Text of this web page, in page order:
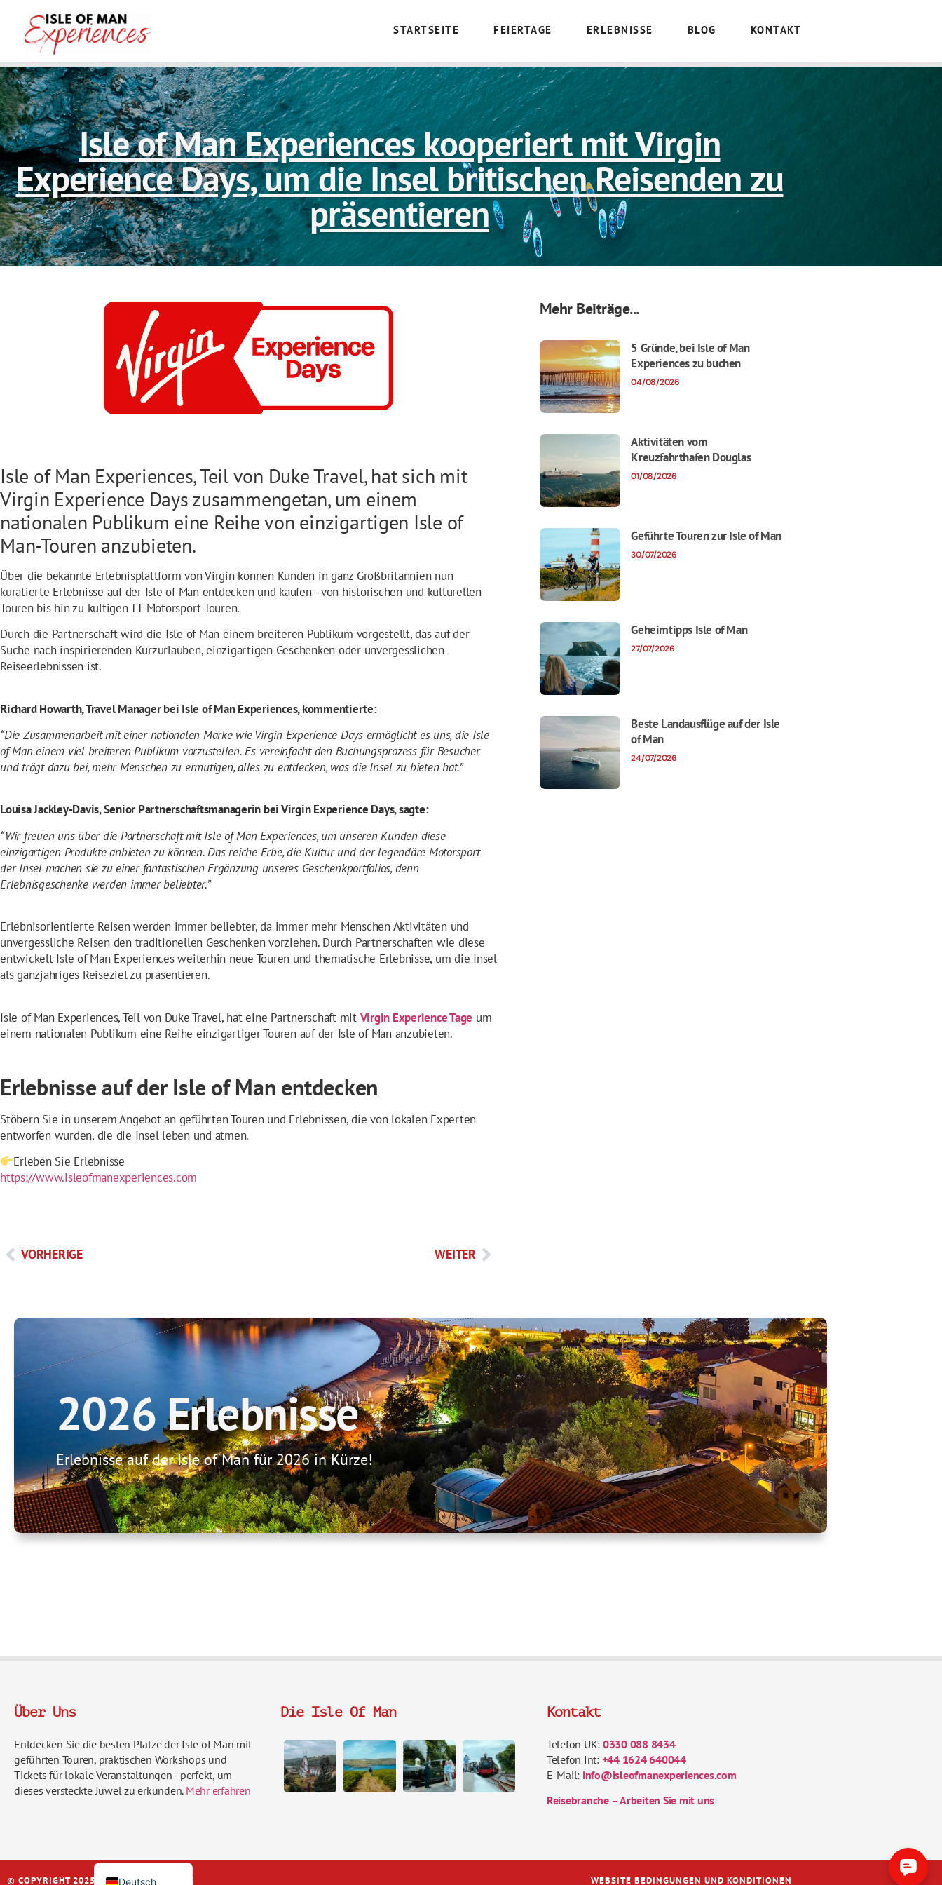
STARTSEITE FEIERTAGE ERLEBNISSE BLOG KONTAKT
Isle of Man Experiences kooperiert mit Virgin
Experience Days, um die Insel britischen Reisenden zu
präsentieren
Isle of Man Experiences, Teil von Duke Travel, hat sich mit
Virgin Experience Days zusammengetan, um einem
nationalen Publikum eine Reihe von einzigartigen Isle of
Man-Touren anzubieten.
Über die bekannte Erlebnisplattform von Virgin können Kunden in ganz Großbritannien nun
kuratierte Erlebnisse auf der Isle of Man entdecken und kaufen - von historischen und kulturellen
Touren bis hin zu kultigen TT-Motorsport-Touren.
Durch die Partnerschaft wird die Isle of Man einem breiteren Publikum vorgestellt, das auf der
Suche nach inspirierenden Kurzurlauben, einzigartigen Geschenken oder unvergesslichen
Reiseerlebnissen ist.
Richard Howarth, Travel Manager bei Isle of Man Experiences, kommentierte:
“Die Zusammenarbeit mit einer nationalen Marke wie Virgin Experience Days ermöglicht es uns, die Isle
of Man einem viel breiteren Publikum vorzustellen. Es vereinfacht den Buchungsprozess für Besucher
und trägt dazu bei, mehr Menschen zu ermutigen, alles zu entdecken, was die Insel zu bieten hat.”
Louisa Jackley-Davis, Senior Partnerschaftsmanagerin bei Virgin Experience Days, sagte:
“Wir freuen uns über die Partnerschaft mit Isle of Man Experiences, um unseren Kunden diese
einzigartigen Produkte anbieten zu können. Das reiche Erbe, die Kultur und der legendäre Motorsport
der Insel machen sie zu einer fantastischen Ergänzung unseres Geschenkportfolios, denn
Erlebnisgeschenke werden immer beliebter.”
Erlebnisorientierte Reisen werden immer beliebter, da immer mehr Menschen Aktivitäten und
unvergessliche Reisen den traditionellen Geschenken vorziehen. Durch Partnerschaften wie diese
entwickelt Isle of Man Experiences weiterhin neue Touren und thematische Erlebnisse, um die Insel
als ganzjähriges Reiseziel zu präsentieren.
Isle of Man Experiences, Teil von Duke Travel, hat eine Partnerschaft mit Virgin Experience Tage um
einem nationalen Publikum eine Reihe einzigartiger Touren auf der Isle of Man anzubieten.
Erlebnisse auf der Isle of Man entdecken
Stöbern Sie in unserem Angebot an geführten Touren und Erlebnissen, die von lokalen Experten
entworfen wurden, die die Insel leben und atmen.
Erleben Sie Erlebnisse
https://www.isleofmanexperiences.com
VORHERIGE WEITER
Mehr Beiträge...
5 Gründe, bei Isle of Man
Experiences zu buchen
04/08/2026
Aktivitäten vom
Kreuzfahrthafen Douglas
01/08/2026
Geführte Touren zur Isle of Man
30/07/2026
Geheimtipps Isle of Man
27/07/2026
Beste Landausflüge auf der Isle
of Man
24/07/2026
2026 Erlebnisse
Erlebnisse auf der Isle of Man für 2026 in Kürze!
Über Uns
Entdecken Sie die besten Plätze der Isle of Man mit
geführten Touren, praktischen Workshops und
Tickets für lokale Veranstaltungen - perfekt, um
dieses versteckte Juwel zu erkunden. Mehr erfahren
Die Isle Of Man Kontakt
Telefon UK: 0330 088 8434
Telefon Int: +44 1624 640044
E-Mail: info@isleofmanexperiences.com
Reisebranche – Arbeiten Sie mit uns
© COPYRIGHT 2025 | IOM-ERFAHRUNGEN WEBSITE BEDINGUNGEN UND KONDITIONEN
Deutsch
English (UK)
Italiano